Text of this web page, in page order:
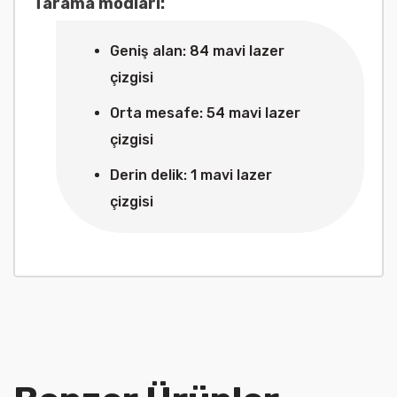
Geniş alan: 84 mavi lazer
çizgisi
Orta mesafe: 54 mavi lazer
çizgisi
Derin delik: 1 mavi lazer
çizgisi